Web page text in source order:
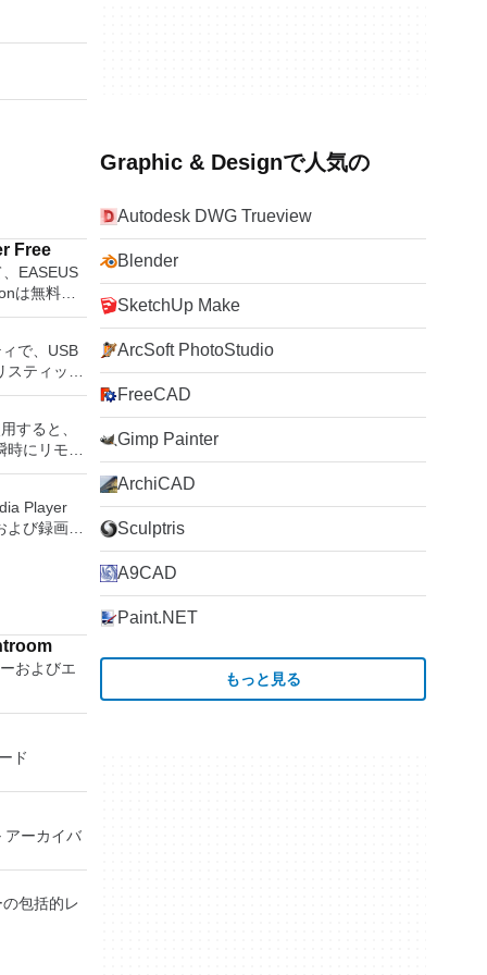
Free
EASEUS
は無料の
ンソリュー
ティリテ
（特にシ
ク領域の管
ションテ
スク領域
す。 パ
動システ
クとパーテ
ンをマー
を再分配
換パーテ
で、USB
ティック
シュドライ
きます。
ちます。
用の起動
ルメディ
イ
ムで作業
/
、
CD、
Editor、
2003
7、
る言語は
語、マレ
スク、ド
すると、
にリモー
Windows
中のどこ
すると、
プを表示し
を実行し、
ョンで、
用可能な
プラット
ストール
ドアロン
ります。
ます。
）などのサ
に直接接
Viewerに
イス間の
Player
び録画し
て1か所で
ンターテ
きな音楽
験がさらに
イメント
ビデオ、
しめる -
真にアク
およびエ
ド
アーカイバ
包括的レ
Graphic & Designで人気の
Autodesk DWG Trueview
Blender
SketchUp Make
ArcSoft PhotoStudio
FreeCAD
Gimp Painter
ArchiCAD
Sculptris
A9CAD
Paint.NET
もっと見る